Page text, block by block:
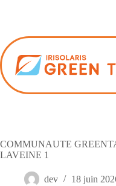
COMMUNAUTE
LAVEINE 1
dev 18 juin